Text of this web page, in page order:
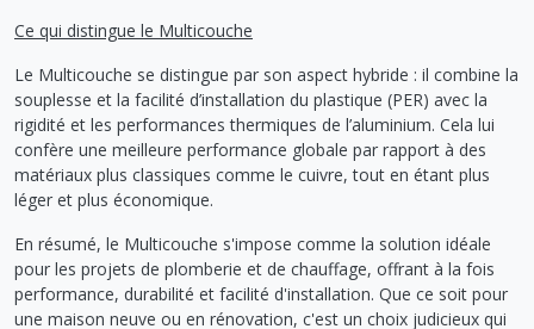
Ce qui distingue le Multicouche
Le Multicouche se distingue par son aspect hybride : il combine la
souplesse et la facilité d’installation du plastique (PER) avec la
rigidité et les performances thermiques de l’aluminium. Cela lui
confère une meilleure performance globale par rapport à des
matériaux plus classiques comme le cuivre, tout en étant plus
léger et plus économique.
En résumé, le Multicouche s'impose comme la solution idéale
pour les projets de plomberie et de chauffage, offrant à la fois
performance, durabilité et facilité d'installation. Que ce soit pour
une maison neuve ou en rénovation, c'est un choix judicieux qui